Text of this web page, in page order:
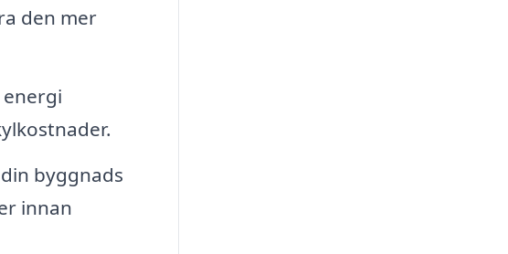
den mer
byggnads
innan